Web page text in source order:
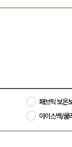
패브릭 보온
아이스백/쿨